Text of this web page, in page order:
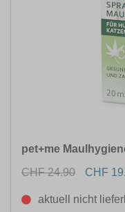
pet+me
CHF 24.90
CHF
aktuell nicht